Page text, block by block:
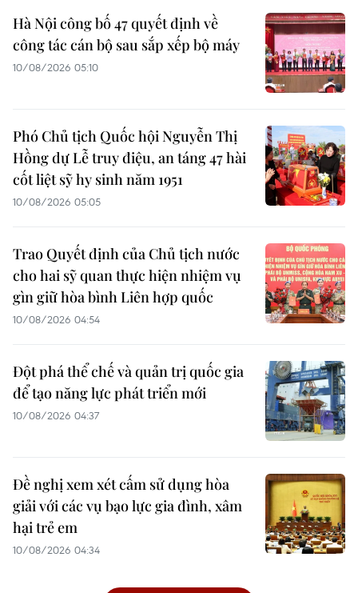
Hà Nội công bố 47 quyết định về
công tác cán bộ sau sắp xếp bộ máy
10/08/2026 05:10
Phó Chủ tịch Quốc hội Nguyễn Thị
Hồng dự Lễ truy điệu, an táng 47 hài
cốt liệt sỹ hy sinh năm 1951
10/08/2026 05:05
Trao Quyết định của Chủ tịch nước
cho hai sỹ quan thực hiện nhiệm vụ
gìn giữ hòa bình Liên hợp quốc
10/08/2026 04:54
Đột phá thể chế và quản trị quốc gia
để tạo năng lực phát triển mới
10/08/2026 04:37
Đề nghị xem xét cấm sử dụng hòa
giải với các vụ bạo lực gia đình, xâm
hại trẻ em
10/08/2026 04:34